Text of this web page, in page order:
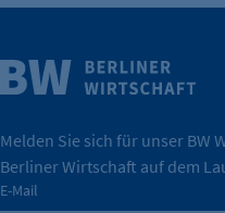
24 Std.
konkret bedeutet – und
tatsächlich unterstützt.
Wirtschaft.
Weitere Infos
Melden Sie sich für unser BW
Berliner Wirtschaft auf dem
E-Mail